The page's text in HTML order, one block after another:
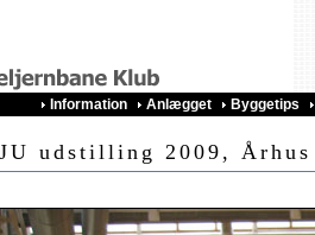
Information Anlægget Byggetips
udstilling 2009, Århus